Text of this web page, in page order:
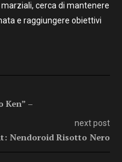
cerca di mantenere
e raggiungere obiettivi
Ken” –
next post
Nendoroid Risotto Nero